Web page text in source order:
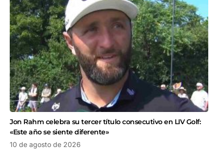
Jon Rahm celebra su tercer título consecutivo en LIV Golf:
«Este año se siente diferente»
10 de agosto de 2026